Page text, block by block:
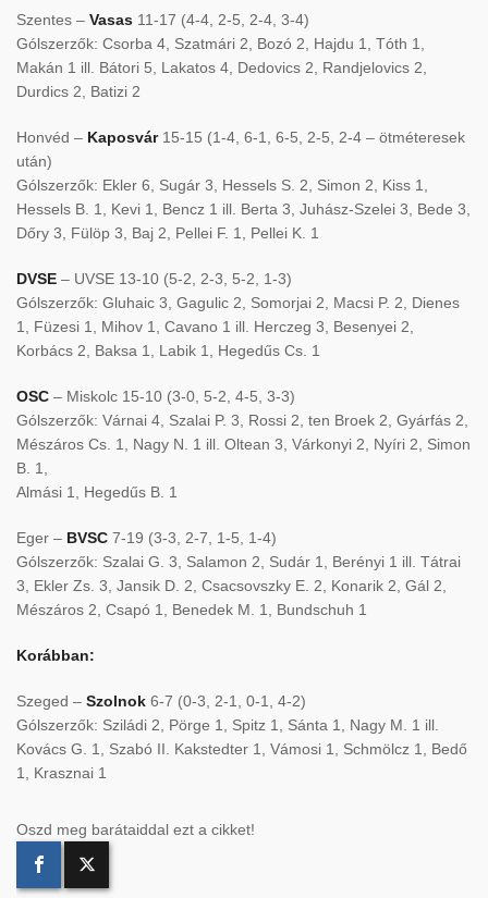
Szentes – Vasas 11-17 (4-4, 2-5, 2-4, 3-4)
Gólszerzők: Csorba 4, Szatmári 2, Bozó 2, Hajdu 1, Tóth 1,
Makán 1 ill. Bátori 5, Lakatos 4, Dedovics 2, Randjelovics 2,
Durdics 2, Batizi 2
Honvéd – Kaposvár15-15 (1-4, 6-1, 6-5, 2-5, 2-4 – ötméteresek
után)
Gólszerzők: Ekler 6, Sugár 3, Hessels S. 2, Simon 2, Kiss 1,
Hessels B. 1, Kevi 1, Bencz 1 ill. Berta 3, Juhász-Szelei 3, Bede 3,
Dőry 3, Fülöp 3, Baj 2, Pellei F. 1, Pellei K. 1
DVSE – UVSE 13-10 (5-2, 2-3, 5-2, 1-3)
Gólszerzők: Gluhaic 3, Gagulic 2, Somorjai 2, Macsi P. 2, Dienes
1, Füzesi 1, Mihov 1, Cavano 1 ill. Herczeg 3, Besenyei 2,
Korbács 2, Baksa 1, Labik 1, Hegedűs Cs. 1
OSC – Miskolc 15-10 (3-0, 5-2, 4-5, 3-3)
Gólszerzők: Várnai 4, Szalai P. 3, Rossi 2, ten Broek 2, Gyárfás 2,
Mészáros Cs. 1, Nagy N. 1 ill. Oltean 3, Várkonyi 2, Nyíri 2, Simon
B. 1,
Almási 1, Hegedűs B. 1
Eger – BVSC 7-19 (3-3, 2-7, 1-5, 1-4)
Gólszerzők: Szalai G. 3, Salamon 2, Sudár 1, Berényi 1 ill. Tátrai
3, Ekler Zs. 3, Jansik D. 2, Csacsovszky E. 2, Konarik 2, Gál 2,
Mészáros 2, Csapó 1, Benedek M. 1, Bundschuh 1
Korábban:
Szeged – Szolnok 6-7 (0-3, 2-1, 0-1, 4-2)
Gólszerzők: Sziládi 2, Pörge 1, Spitz 1, Sánta 1, Nagy M. 1 ill.
Kovács G. 1, Szabó II. Kakstedter 1, Vámosi 1, Schmölcz 1, Bedő
1, Krasznai 1
Oszd meg barátaiddal ezt a cikket!